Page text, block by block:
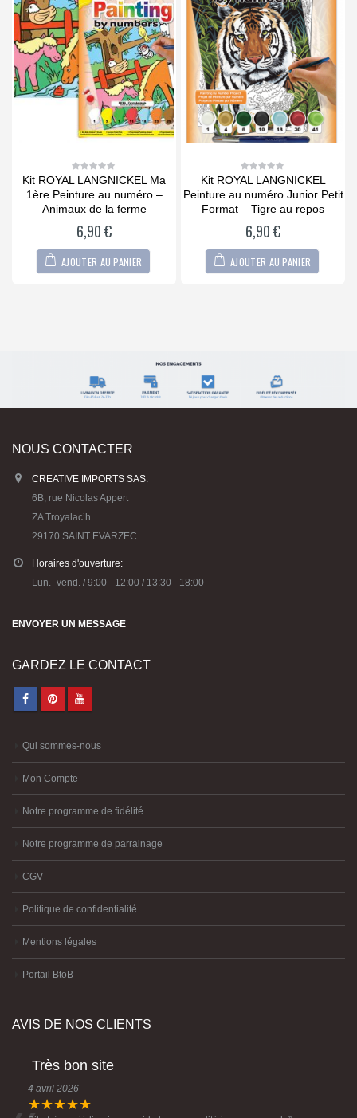
out
of
Kit ROYAL LANGNICKEL Ma
1ère Peinture au numéro –
Animaux de la ferme
6,90€
AJOUTER AU PANIER
0
out
of
Kit ROYAL LANGNICKEL
Peinture au numéro Junior Petit
Format – Tigre au repos
6,90€
AJOUTER AU PANIER
NOUS CONTACTER
CREATIVE IMPORTS SAS:
6B, rue Nicolas Appert
ZA Troyalac’h
29170 SAINT EVARZEC
Horaires d'ouverture:
Lun. -vend. / 9:00 - 12:00 / 13:30 - 18:00
ENVOYER UN MESSAGE
GARDEZ LE CONTACT
Qui sommes-nous
Mon Compte
Notre programme de fidélité
Notre programme de parrainage
CGV
Politique de confidentialité
Mentions légales
Portail BtoB
AVIS DE NOS CLIENTS
Très bon site
4 avril 2026
★★★★★